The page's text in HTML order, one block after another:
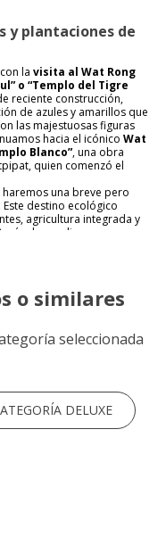
y plantaciones de
la visita al Wat Rong
o “Templo del Tigre
reciente construcción,
de azules y amarillos que
las majestuosas figuras
hacia el icónico Wat
Blanco”, una obra
quien comenzó el
una breve pero
. Este destino ecológico
agricultura integrada y
de amplias
tailandés de alta calidad
de 180° de las
Chiang Rai a Chiang
horas). Traslado y check-
o similares
seleccionada
DELUXE